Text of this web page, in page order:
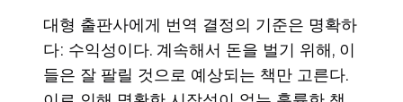
대형 출판사에게 번역 결정의 기준은 명확하
다: 수익성이다. 계속해서 돈을 벌기 위해, 이
들은 잘 팔릴 것으로 예상되는 책만 고른다.